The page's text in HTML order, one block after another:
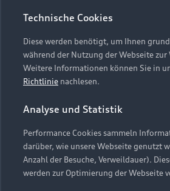
Online-Terminvereinbarung
Servicekontakt
Vertrag widerrufen
Investor Relations
Presse & Media Center
Datenschutz
Audi erleben
Newsletter
Impressum Rechtliches
Datenschutzinformation
Cookie-
Cookie-Richtlinie
Barrierefreiheit
Hinweis: Die aktuelle Darstellung
Embleme am Fahrzeug bei allen
Webseite kann abweichen.
Technische Cookies
Diese werden benötigt, um Ihnen
während der Nutzung der Webseite zur
Weitere Informationen können Sie in
Richtlinie nachlesen.
Analyse und Statistik
Performance Cookies sammeln
darüber, wie unsere Webseite genutzt
Anzahl der Besuche, Verweildauer).
werden zur Optimierung der Webseite